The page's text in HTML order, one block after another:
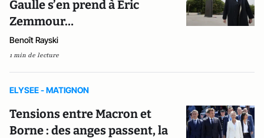
Gaulle s’en prend à Eric
Zemmour…
Benoît Rayski
1 min de lecture
ELYSEE - MATIGNON
Tensions entre Macron et
Borne : des anges passent, la